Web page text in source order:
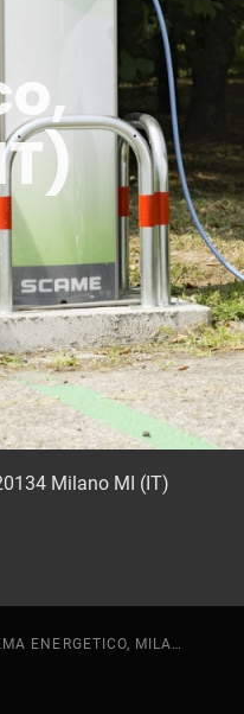
Milano MI (IT)
RSE - RICERCA SISTEMA ENERGETICO, MILANO, (IT)